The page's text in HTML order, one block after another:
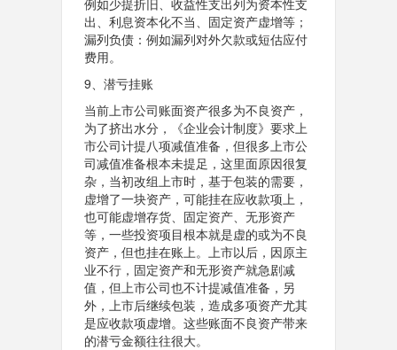
例如少提折旧、收益性支出列为资本性支
出、利息资本化不当、固定资产虚增等；
漏列负债：例如漏列对外欠款或短估应付
费用。
9、潜亏挂账
当前上市公司账面资产很多为不良资产，
为了挤出水分，《企业会计制度》要求上
市公司计提八项减值准备，但很多上市公
司减值准备根本未提足，这里面原因很复
杂，当初改组上市时，基于包装的需要，
虚增了一块资产，可能挂在应收款项上，
也可能虚增存货、固定资产、无形资产
等，一些投资项目根本就是虚的或为不良
资产，但也挂在账上。上市以后，因原主
业不行，固定资产和无形资产就急剧减
值，但上市公司也不计提减值准备，另
外，上市后继续包装，造成多项资产尤其
是应收款项虚增。这些账面不良资产带来
的潜亏金额往往很大。